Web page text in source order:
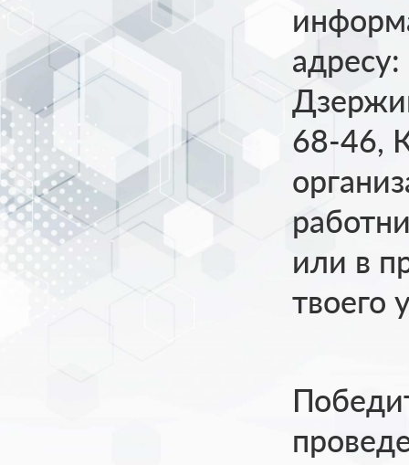
68-46,
или в
твоего